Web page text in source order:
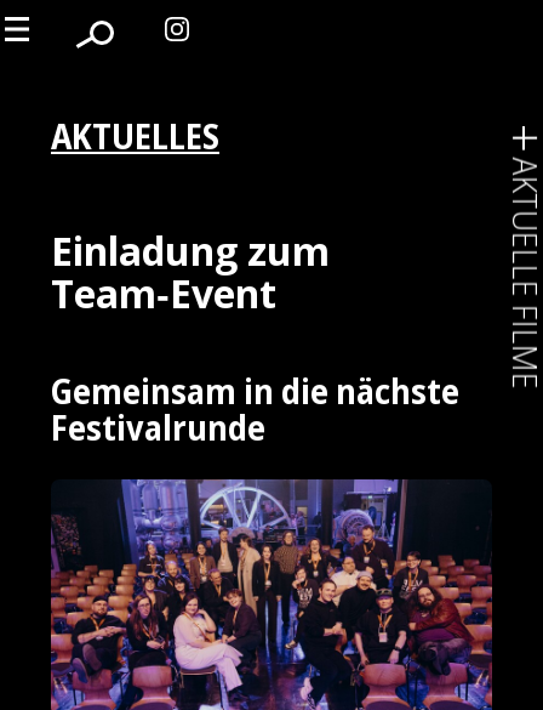
AKTUELLES
Einladung zum
Team‑Event
Gemeinsam in die nächste
Festivalrunde